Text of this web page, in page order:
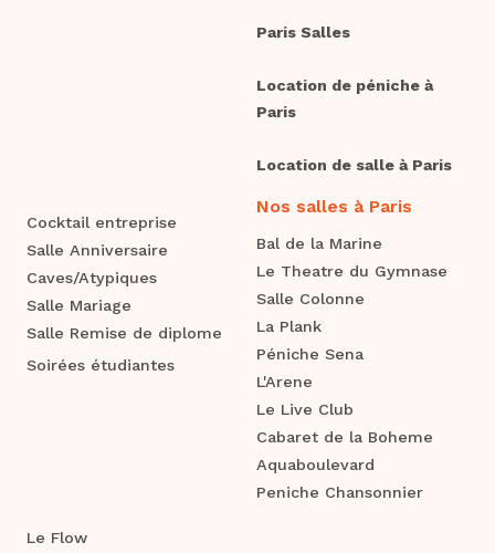
Paris Salles
Location de péniche à
Paris
Location de salle à Paris
Cocktail entreprise
Salle Anniversaire
Caves/Atypiques
Salle Mariage
Salle Remise de diplome
Soirées étudiantes
Nos salles à Paris
Bal de la Marine
Le Theatre du Gymnase
Salle Colonne
La Plank
Péniche Sena
L'Arene
Le Live Club
Cabaret de la Boheme
Aquaboulevard
Peniche Chansonnier
Le Flow